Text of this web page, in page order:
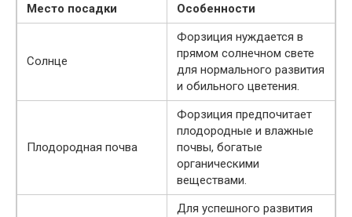
Место посадки Особенности
Солнце
Форзиция нуждается в
прямом солнечном свете
для нормального развития
и обильного цветения.
Плодородная почва
Форзиция предпочитает
плодородные и влажные
почвы, богатые
органическими
веществами.
Для успешного развития